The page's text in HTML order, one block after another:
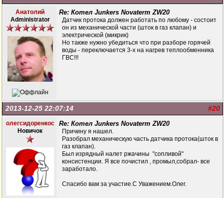
Анатолий
Administrator
Re: Котел Junkers Novaterm ZW20
Датчик протока должен работать по любому - состоит
он из механической части (шток в газ клапан) и
электрической (микрик)
Но также нужно убедиться что при разборе горячей
воды - переключается 3-х на нагрев теплообменника
ГВС!!!
#20
2013-12-25 22:07:14
олегсидоренкос
Новичок
Re: Котел Junkers Novaterm ZW20
Причину я нашел.
Разобрал механическую часть датчика протока(шток в
газ клапан).
Был изрядный налет ржачины "сопливой"
консистенции. Я все почистил , промыл,собрал- все
заработало.
Спасибо вам за участие.С Уважением.Олег.